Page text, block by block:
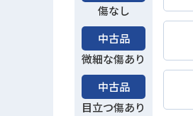
傷なし
中古品
微細な傷あり
中古品
目立つ傷あり